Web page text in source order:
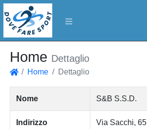
Home Dettaglio
Home Dettaglio
Nome S&B S.S.D.
Indirizzo Via Sacchi, 65